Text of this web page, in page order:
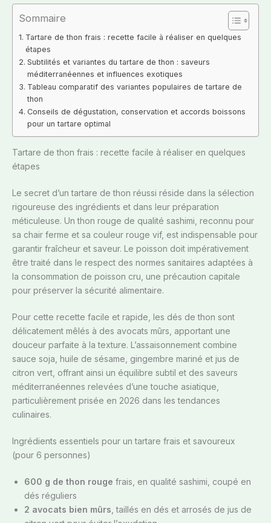
Sommaire
Tartare de thon frais : recette facile à réaliser en quelques
étapes
Subtilités et variantes du tartare de thon : saveurs
méditerranéennes et influences exotiques
Tableau comparatif des variantes populaires de tartare de
thon
Conseils de dégustation, conservation et accords boissons
pour un tartare optimal
Tartare de thon frais : recette facile à réaliser en quelques
étapes
Le secret d’un tartare de thon réussi réside dans la sélection
rigoureuse des ingrédients et dans leur préparation
méticuleuse. Un thon rouge de qualité sashimi, reconnu pour
sa chair ferme et sa couleur rouge vif, est indispensable pour
garantir fraîcheur et saveur. Le poisson doit impérativement
être traité dans le respect des normes sanitaires adaptées à
la consommation de poisson cru, une précaution capitale
pour préserver la sécurité alimentaire.
Pour cette recette facile et rapide, les dés de thon sont
délicatement mêlés à des avocats mûrs, apportant une
douceur parfaite à la texture. L’assaisonnement combine
sauce soja, huile de sésame, gingembre mariné et jus de
citron vert, offrant ainsi un équilibre subtil et des saveurs
méditerranéennes relevées d’une touche asiatique,
particulièrement prisée en 2026 dans les tendances
culinaires.
Ingrédients essentiels pour un tartare frais et savoureux
(pour 6 personnes)
600 g de thon rouge frais, en qualité sashimi, coupé en
dés réguliers
2 avocats bien mûrs , taillés en dés et arrosés de jus de